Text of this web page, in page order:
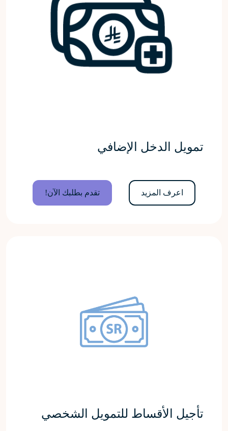
تمويل الدخل الإضافي
اعرف المزيد تقدم بطلبك الآن!
تأجيل الأقساط للتمويل الشخصي